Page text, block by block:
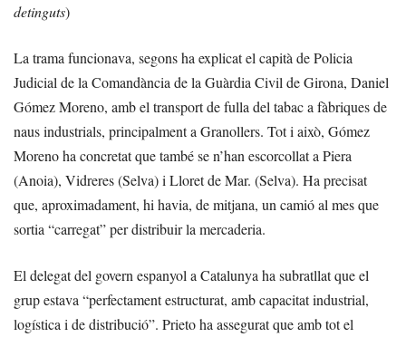
detinguts)
La trama funcionava, segons ha explicat el capità de Policia
Judicial de la Comandància de la Guàrdia Civil de Girona, Daniel
Gómez Moreno, amb el transport de fulla del tabac a fàbriques de
naus industrials, principalment a Granollers. Tot i això, Gómez
Moreno ha concretat que també se n’han escorcollat a Piera
(Anoia), Vidreres (Selva) i Lloret de Mar. (Selva). Ha precisat
que, aproximadament, hi havia, de mitjana, un camió al mes que
sortia “carregat” per distribuir la mercaderia.
El delegat del govern espanyol a Catalunya ha subratllat que el
grup estava “perfectament estructurat, amb capacitat industrial,
logística i de distribució”. Prieto ha assegurat que amb tot el